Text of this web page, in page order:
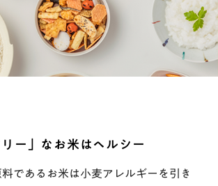
リー」なお米はヘルシー
であるお米は小麦アレルギーを引き